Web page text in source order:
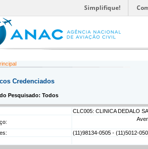
Simplifique!
Credenciados
Pesquisado: Todos
CLC005: CLINICA DEDALO
(11)98134-0505 - (11)5012-